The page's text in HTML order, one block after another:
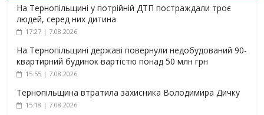
На Тернопільщині у потрійній ДТП постраждали троє
людей, серед них дитина
17:27 | 7.08.2026
На Тернопільщині державі повернули недобудований 90-
квартирний будинок вартістю понад 50 млн грн
15:55 | 7.08.2026
Тернопільщина втратила захисника Володимира Дичку
15:18 | 7.08.2026